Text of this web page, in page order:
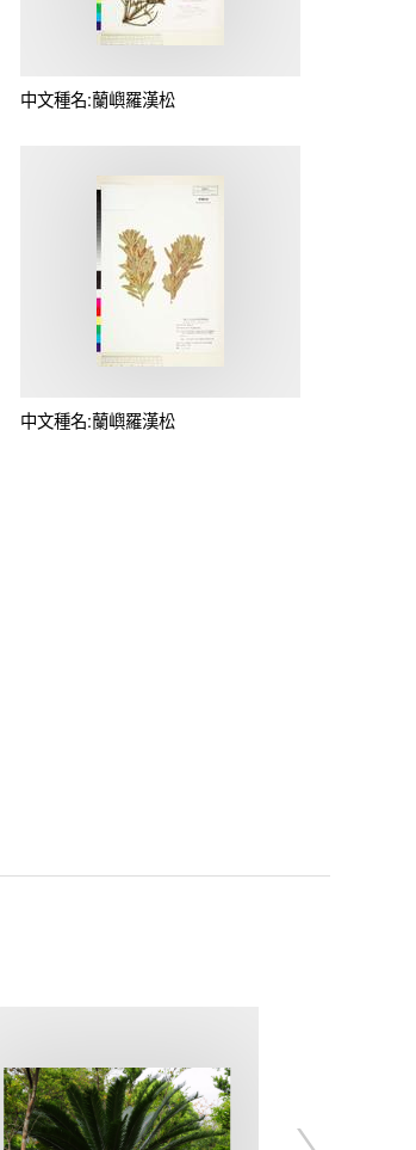
中文種名:蘭嶼羅漢松
中文種名:蘭嶼羅漢松